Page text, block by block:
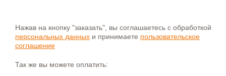
Нажав на кнопку "заказать", вы соглашаетесь с обработкой
персональных данных и принимаете пользовательское
соглашение
Так же вы можете оплатить: